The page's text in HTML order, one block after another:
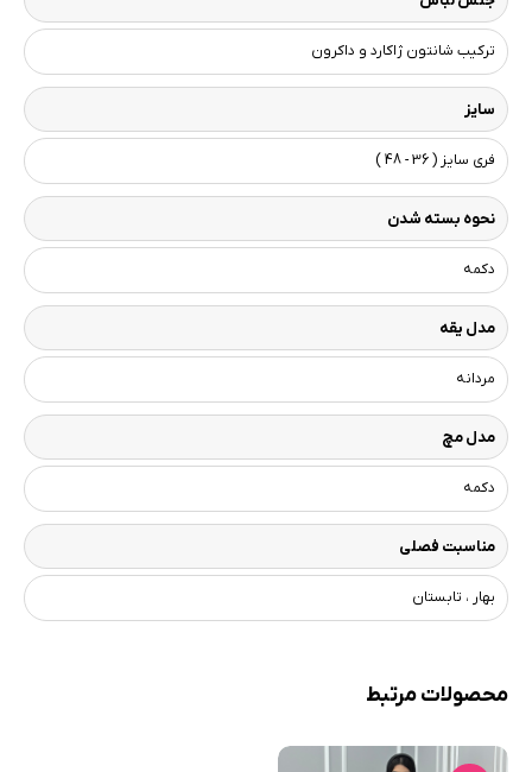
ترکیب شانتون ژاکارد و داکرون
سایز
فری سایز ( 36 - 48 )
نحوه بسته شدن
دکمه
مدل یقه
مردانه
مدل مچ
دکمه
مناسبت فصلی
بهار ، تابستان
محصولات مرتبط